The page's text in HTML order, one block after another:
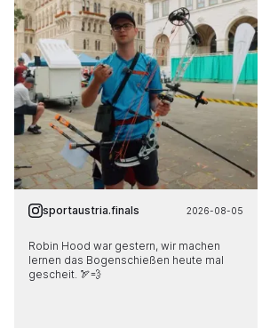
sportaustria.finals 2026-08-05
Robin Hood war gestern, wir machen
lernen das Bogenschießen heute mal
gescheit. 🏹💨